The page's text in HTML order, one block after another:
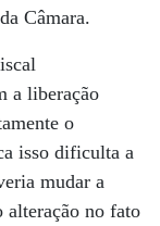
Câmara.
a liberação
o
isso dificulta a
mudar a
alteração no fato